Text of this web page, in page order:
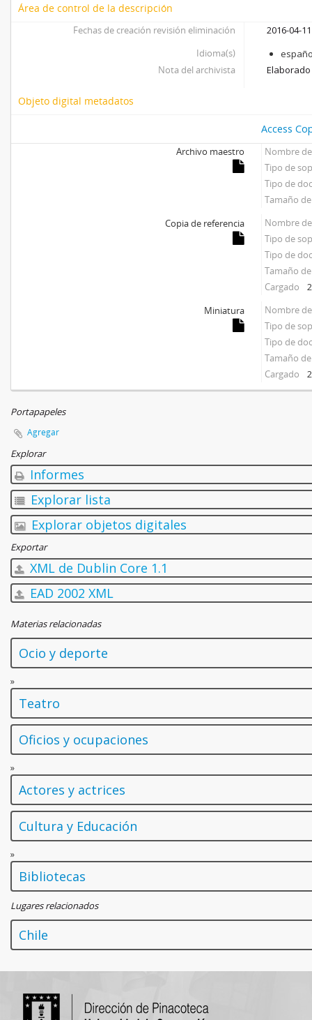
Área de control de la descripción
Fechas de creación revisión eliminación
2016-04-11
Idioma(s)
Nota del archivista
Objeto digital metadatos
Access
Archivo maestro
Nombre
Tipo de
Tipo de
Tamaño
Copia de referencia
Nombre
Tipo de
Tipo de
Tamaño
Cargado
Miniatura
Nombre
Tipo de
Tipo de
Tamaño
Cargado
Portapapeles
Agregar
Explorar
Informes
Explorar lista
Explorar objetos digitales
Exportar
XML de Dublin Core 1.1
EAD 2002 XML
Materias relacionadas
Ocio y deporte
»
Teatro
Oficios y ocupaciones
»
Actores y actrices
Cultura y Educación
»
Bibliotecas
Lugares relacionados
Chile